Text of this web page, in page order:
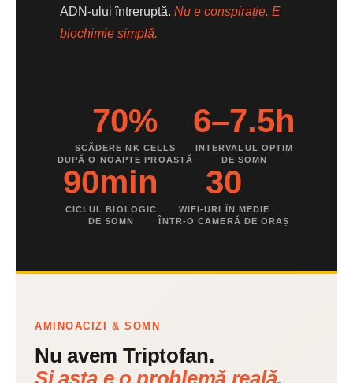
ADN-ului întreruptă. Nu e conspirație. E
biochimie simplă.
70%
SCĂDERE NK CELLS
DUPĂ O NOAPTE PROASTĂ
6–7.5h
INTERVALUL OPTIM
DE SOMN
90min
CICLUL BIOLOGIC
DE SOMN
30
WIFI-URI ÎN MEDIE
ÎNTR-O CAMERĂ DE ORAȘ
AMINOACIZI & SOMN
Nu avem Triptofan.
Și asta e o problemă reală.